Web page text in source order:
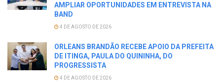
AMPLIAR OPORTUNIDADES EM ENTREVISTA NA
BAND
4 DE AGOSTO DE 2026
ORLEANS BRANDÃO RECEBE APOIO DA PREFEITA
DE ITINGA, PAULA DO QUININHA, DO
PROGRESSISTA
4 DE AGOSTO DE 2026